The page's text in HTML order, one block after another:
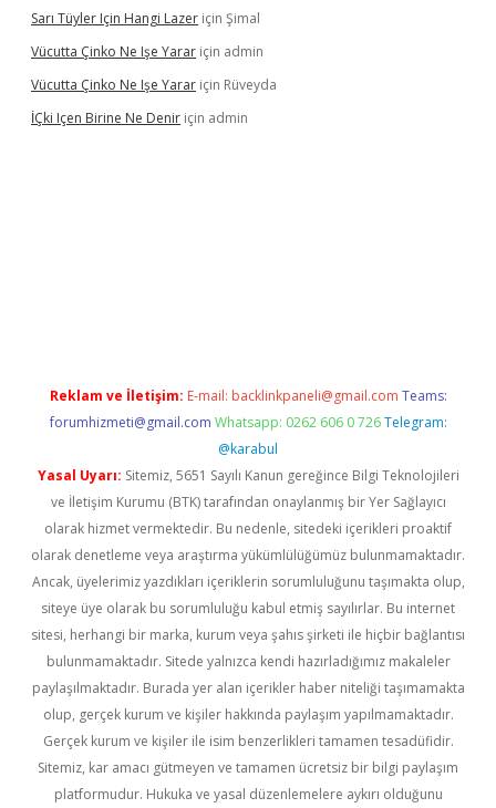
Sarı Tüyler Için Hangi Lazer için Şimal
Vücutta Çinko Ne Işe Yarar için admin
Vücutta Çinko Ne Işe Yarar için Rüveyda
İÇki Içen Birine Ne Denir için admin
Reklam ve İletişim: E-mail: backlinkpaneli@gmail.com Teams:
forumhizmeti@gmail.com Whatsapp: 0262 606 0 726 Telegram:
@karabul
Yasal Uyarı: Sitemiz, 5651 Sayılı Kanun gereğince Bilgi Teknolojileri
ve İletişim Kurumu (BTK) tarafından onaylanmış bir Yer Sağlayıcı
olarak hizmet vermektedir. Bu nedenle, sitedeki içerikleri proaktif
olarak denetleme veya araştırma yükümlülüğümüz bulunmamaktadır.
Ancak, üyelerimiz yazdıkları içeriklerin sorumluluğunu taşımakta olup,
siteye üye olarak bu sorumluluğu kabul etmiş sayılırlar. Bu internet
sitesi, herhangi bir marka, kurum veya şahıs şirketi ile hiçbir bağlantısı
bulunmamaktadır. Sitede yalnızca kendi hazırladığımız makaleler
paylaşılmaktadır. Burada yer alan içerikler haber niteliği taşımamakta
olup, gerçek kurum ve kişiler hakkında paylaşım yapılmamaktadır.
Gerçek kurum ve kişiler ile isim benzerlikleri tamamen tesadüfidir.
Sitemiz, kar amacı gütmeyen ve tamamen ücretsiz bir bilgi paylaşım
platformudur. Hukuka ve yasal düzenlemelere aykırı olduğunu